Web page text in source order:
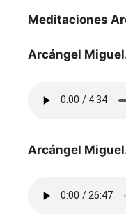
Meditaciones
Arcángel
Arcángel